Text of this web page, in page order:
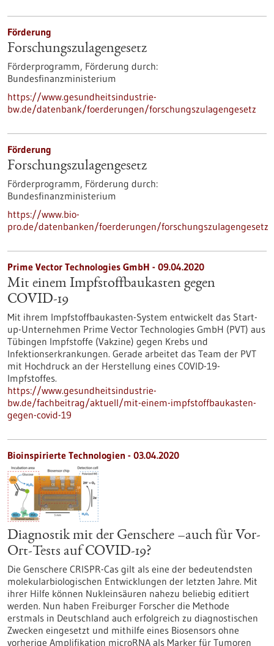
Förderung
Forschungszulagengesetz
Förderprogramm, Förderung durch:
Bundesfinanzministerium
https://www.gesundheitsindustrie-
bw.de/datenbank/foerderungen/forschungszulagengesetz
Förderung
Forschungszulagengesetz
Förderprogramm, Förderung durch:
Bundesfinanzministerium
https://www.bio-
pro.de/datenbanken/foerderungen/forschungszulagengesetz
Prime Vector Technologies GmbH - 09.04.2020
Mit einem Impfstoffbaukasten gegen
COVID-19
Mit ihrem Impfstoffbaukasten-System entwickelt das Start-
up-Unternehmen Prime Vector Technologies GmbH (PVT) aus
Tübingen Impfstoffe (Vakzine) gegen Krebs und
Infektionserkrankungen. Gerade arbeitet das Team der PVT
mit Hochdruck an der Herstellung eines COVID-19-
Impfstoffes.
https://www.gesundheitsindustrie-
bw.de/fachbeitrag/aktuell/mit-einem-impfstoffbaukasten-
gegen-covid-19
Bioinspirierte Technologien - 03.04.2020
Diagnostik mit der Genschere –auch für Vor-
Ort-Tests auf COVID-19?
Die Genschere CRISPR-Cas gilt als eine der bedeutendsten
molekularbiologischen Entwicklungen der letzten Jahre. Mit
ihrer Hilfe können Nukleinsäuren nahezu beliebig editiert
werden. Nun haben Freiburger Forscher die Methode
erstmals in Deutschland auch erfolgreich zu diagnostischen
Zwecken eingesetzt und mithilfe eines Biosensors ohne
vorherige Amplifikation microRNA als Marker für Tumoren